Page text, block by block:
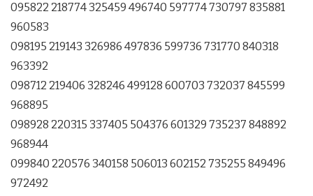
095822 218774 325459 496740 597774 730797 835881
960583
098195 219143 326986 497836 599736 731770 840318
963392
098712 219406 328246 499128 600703 732037 845599
968895
098928 220315 337405 504376 601329 735237 848892
968944
099840 220576 340158 506013 602152 735255 849496
972492